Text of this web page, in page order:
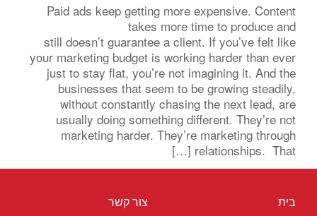
Paid ads keep getting more expensive. Content
takes more time to produce and
still doesn’t guarantee a client. If you’ve felt like
your marketing budget is working harder than ever
just to stay flat, you’re not imagining it. And the
businesses that seem to be growing steadily,
without constantly chasing the next lead, are
usually doing something different. They’re not
marketing harder. They’re marketing through
relationships. That […]
בית
צור קשר